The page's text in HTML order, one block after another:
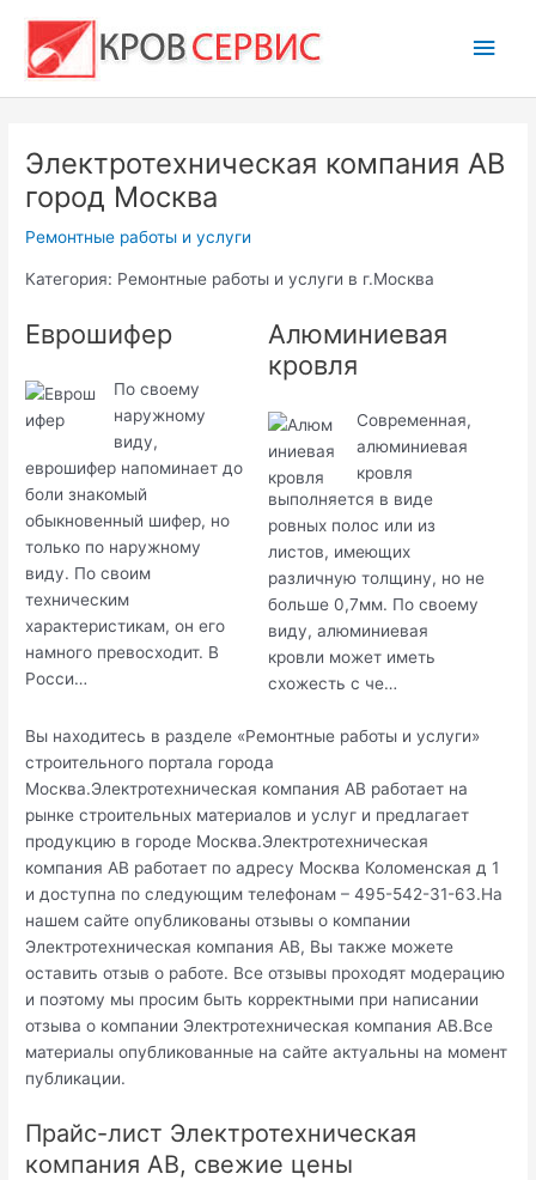
содержимому
Электротехническая компания АВ
город Москва
Ремонтные работы и услуги
Категория: Ремонтные работы и услуги в г.Москва
Еврошифер
По своему
наружному
виду,
еврошифер напоминает до
боли знакомый
обыкновенный шифер, но
только по наружному
виду. По своим
техническим
характеристикам, он его
намного превосходит. В
Росси…
Алюминиевая
кровля
Современная,
алюминиевая
кровля
выполняется в виде
ровных полос или из
листов, имеющих
различную толщину, но не
больше 0,7мм. По своему
виду, алюминиевая
кровли может иметь
схожесть с че…
Вы находитесь в разделе «Ремонтные работы и услуги»
строительного портала города
Москва.Электротехническая компания АВ работает на
рынке строительных материалов и услуг и предлагает
продукцию в городе Москва.Электротехническая
компания АВ работает по адресу Москва Коломенская д 1
и доступна по следующим телефонам – 495-542-31-63.На
нашем сайте опубликованы отзывы о компании
Электротехническая компания АВ, Вы также можете
оставить отзыв о работе. Все отзывы проходят модерацию
и поэтому мы просим быть корректными при написании
отзыва о компании Электротехническая компания АВ.Все
материалы опубликованные на сайте актуальны на момент
публикации.
Прайс-лист Электротехническая
компания АВ, свежие цены